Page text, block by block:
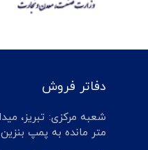
دفاتر فروش
متر مانده به پمپ بنزین